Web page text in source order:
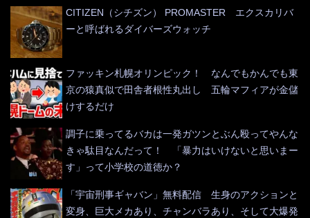
CITIZEN（シチズン） PROMASTER エクスカリバ
ーと呼ばれるダイバーズウォッチ
ファッキン札幌オリンピック！ なんでもかんでも東
京の猿真似で田舎者根性丸出し 五輪マフィアが金儲
けするだけ
調子に乗ってるバカは一発ガツンとぶん殴ってやんな
きゃ駄目なんだって！ 「暴力はいけないと思いまー
す」って小学校の道徳か？
「宇宙刑事ギャバン」無料配信 生身のアクションと
変身、巨大メカあり、チャンバラあり、そして大爆発